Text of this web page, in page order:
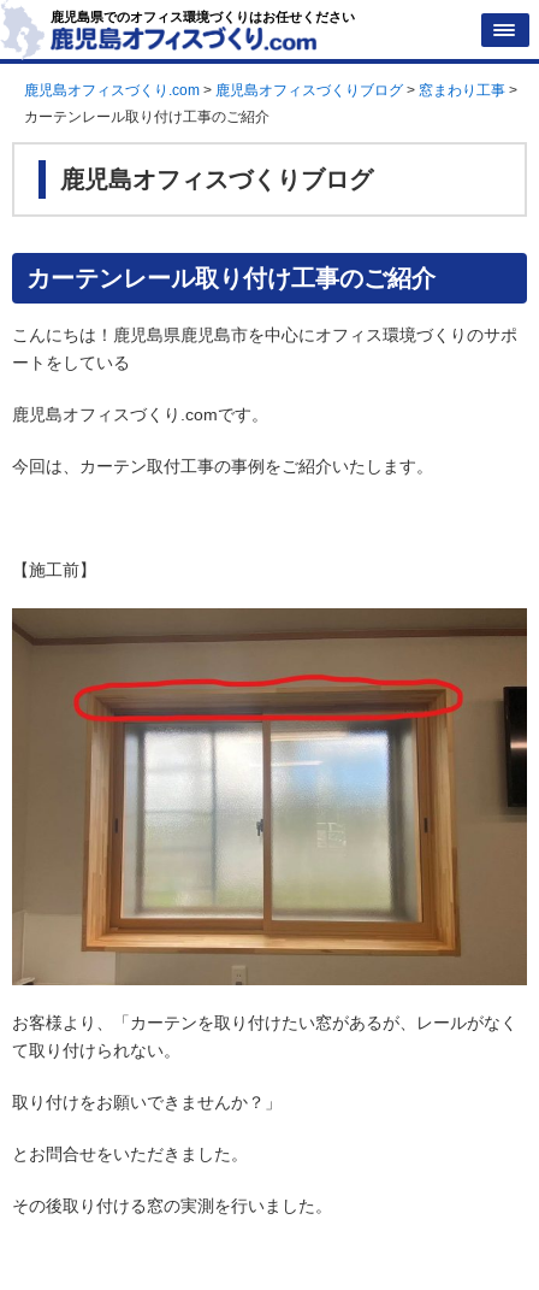
鹿児島県でのオフィス環境づくりはお任せください
鹿児島オフィスづくり.com > 鹿児島オフィスづくりブログ > 窓まわり工事 >
カーテンレール取り付け工事のご紹介
鹿児島オフィスづくりブログ
カーテンレール取り付け工事のご紹介
こんにちは！鹿児島県鹿児島市を中心にオフィス環境づくりのサポ
ートをしている
鹿児島オフィスづくり.comです。
今回は、カーテン取付工事の事例をご紹介いたします。
【施工前】
お客様より、「カーテンを取り付けたい窓があるが、レールがなく
て取り付けられない。
取り付けをお願いできませんか？」
とお問合せをいただきました。
その後取り付ける窓の実測を行いました。